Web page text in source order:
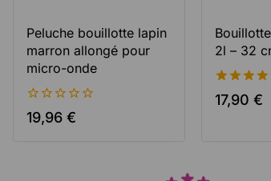
Peluche bouillotte lapin
marron allongé pour
micro-onde
0
de
19,96 €
2l – 32
4.56
de 5
17,90 €